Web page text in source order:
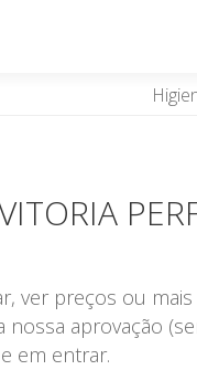
ver preços ou
nossa aprovação
em entrar.